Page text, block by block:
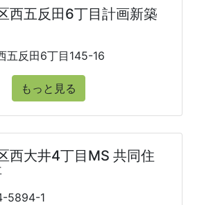
西五反田6丁目計画新築
五反田6丁目145-16
もっと見る
西大井4丁目MS 共同住
5894-1